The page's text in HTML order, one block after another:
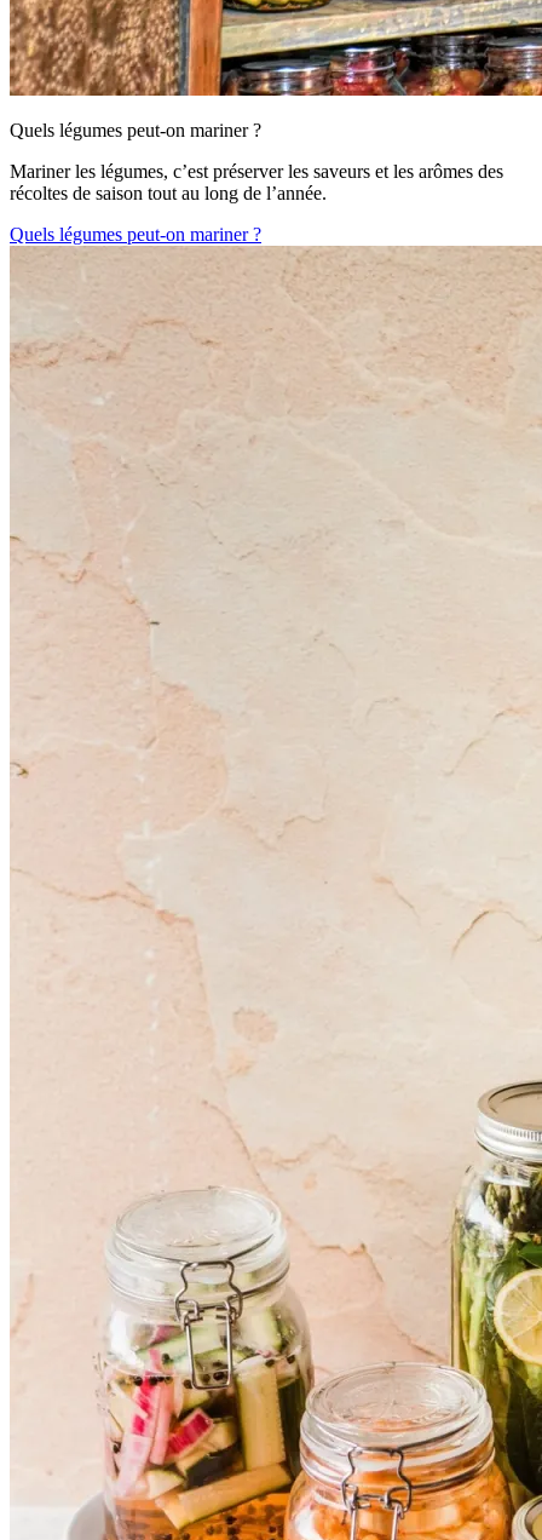
Quels légumes peut-on mariner ?
Mariner les légumes, c’est préserver les saveurs et les arômes des
récoltes de saison tout au long de l’année.
Quels légumes peut-on mariner ?